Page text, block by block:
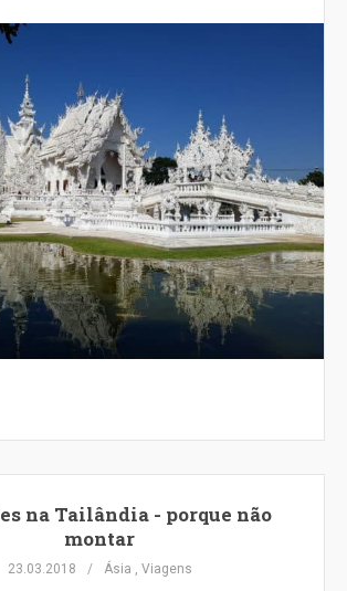
na Tailândia - porque não
montar
23.03.2018 Ásia , Viagens